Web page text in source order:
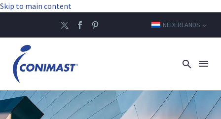
Skip to main content
NEDERLANDS